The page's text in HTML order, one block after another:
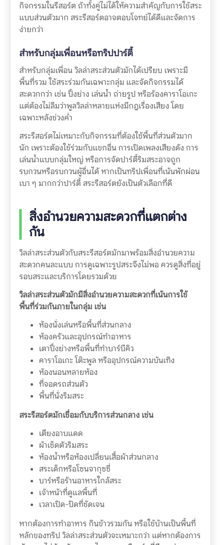
กิจกรรมในรีสอร์ต ถ้าทั้งคู่ไม่ได้ให้ความสำคัญกับการใช้สระ
แบบส่วนตัวมาก สระรีสอร์ตอาจตอบโจทย์ได้ดีและจัดการ
ง่ายกว่า
สำหรับกลุ่มเพื่อนหรือทริปปาร์ตี้
สำหรับกลุ่มเพื่อน วิลล่าสระส่วนตัวมักได้เปรียบ เพราะมี
พื้นที่รวม ใช้สระร่วมกันเฉพาะกลุ่ม และจัดกิจกรรมได้
สะดวกกว่า เช่น ปิ้งย่าง เล่นน้ำ ถ่ายรูป หรือร้องคาราโอเกะ
แต่ต้องไม่ลืมว่าพูลวิลล่าหลายแห่งมีกฎเรื่องเสียง โดย
เฉพาะหลังช่วงค่ำ
สระรีสอร์ตไม่เหมาะกับกิจกรรมที่ต้องใช้พื้นที่ส่วนตัวมาก
นัก เพราะต้องใช้ร่วมกับแขกอื่น การเปิดเพลงเสียงดัง การ
เล่นน้ำแบบกลุ่มใหญ่ หรือการจัดปาร์ตี้ริมสระอาจถูก
รบกวนหรือรบกวนผู้อื่นได้ หากเป็นทริปเพื่อนที่เน้นพักผ่อน
เบา ๆ มากกว่าปาร์ตี้ สระรีสอร์ตยังเป็นตัวเลือกที่ดี
สิ่งอำนวยความสะดวกที่แตกต่าง
กัน
วิลล่าสระส่วนตัวกับสระรีสอร์ตมักมาพร้อมสิ่งอำนวยความ
สะดวกคนละแบบ การดูเฉพาะรูปสระจึงไม่พอ ควรดูสิ่งที่อยู่
รอบสระและบริการโดยรวมด้วย
วิลล่าสระส่วนตัวมักมีสิ่งอำนวยความสะดวกที่เน้นการใช้
พื้นที่ร่วมกันภายในกลุ่ม เช่น
ห้องนั่งเล่นหรือพื้นที่ส่วนกลาง
ห้องครัวและอุปกรณ์ทำอาหาร
เตาปิ้งย่างหรือพื้นที่ทำบาร์บีคิว
คาราโอเกะ โต๊ะพูล หรืออุปกรณ์ความบันเทิง
ห้องนอนหลายห้อง
ที่จอดรถส่วนตัว
พื้นที่นั่งริมสระ
สระรีสอร์ตมักเชื่อมกับบริการส่วนกลาง เช่น
เตียงอาบแดด
ผ้าเช็ดตัวริมสระ
ห้องน้ำหรือห้องเปลี่ยนเสื้อผ้าส่วนกลาง
สระเด็กหรือโซนจากุซซี่
บาร์หรือร้านอาหารใกล้สระ
เจ้าหน้าที่ดูแลพื้นที่
เวลาเปิด-ปิดที่ชัดเจน
หากต้องการทำอาหาร กินข้าวรวมกัน หรือใช้บ้านเป็นพื้นที่
หลักของทริป วิลล่าสระส่วนตัวจะเหมาะกว่า แต่หากต้องการ